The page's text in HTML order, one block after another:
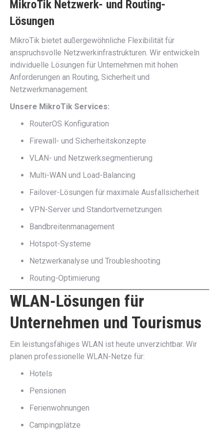
MikroTik Netzwerk- und Routing-
Lösungen
MikroTik bietet außergewöhnliche Flexibilität für
anspruchsvolle Netzwerkinfrastrukturen. Wir entwickeln
individuelle Lösungen für Unternehmen mit hohen
Anforderungen an Routing, Sicherheit und
Netzwerkmanagement.
Unsere MikroTik Services:
RouterOS Konfiguration
Firewall- und Sicherheitskonzepte
VLAN- und Netzwerksegmentierung
Multi-WAN und Load-Balancing
Failover-Lösungen für maximale Ausfallsicherheit
VPN-Server und Standortvernetzungen
Bandbreitenmanagement
Hotspot-Systeme
Netzwerkanalyse und Troubleshooting
Routing-Optimierung
WLAN-Lösungen für
Unternehmen und Tourismus
Ein leistungsfähiges WLAN ist heute unverzichtbar. Wir
planen professionelle WLAN-Netze für:
Hotels
Pensionen
Ferienwohnungen
Campingplätze